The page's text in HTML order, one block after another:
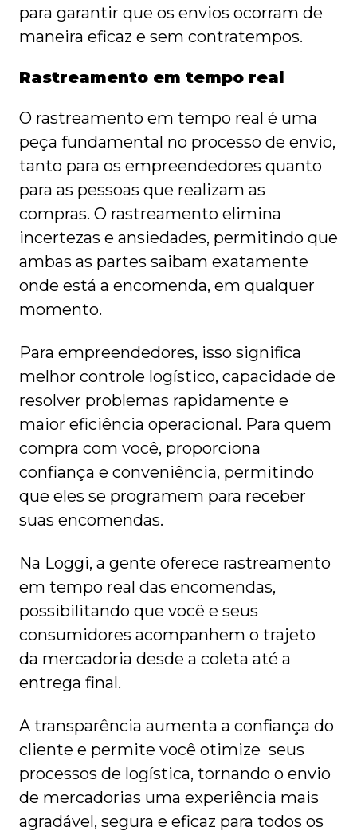
para garantir que os envios ocorram de
maneira eficaz e sem contratempos.
Rastreamento em tempo real
O rastreamento em tempo real é uma
peça fundamental no processo de envio,
tanto para os empreendedores quanto
para as pessoas que realizam as
compras. O rastreamento elimina
incertezas e ansiedades, permitindo que
ambas as partes saibam exatamente
onde está a encomenda, em qualquer
momento.
Para empreendedores, isso significa
melhor controle logístico, capacidade de
resolver problemas rapidamente e
maior eficiência operacional. Para quem
compra com você, proporciona
confiança e conveniência, permitindo
que eles se programem para receber
suas encomendas.
Na Loggi, a gente oferece rastreamento
em tempo real das encomendas,
possibilitando que você e seus
consumidores acompanhem o trajeto
da mercadoria desde a coleta até a
entrega final.
A transparência aumenta a confiança do
cliente e permite você otimize seus
processos de logística, tornando o envio
de mercadorias uma experiência mais
agradável, segura e eficaz para todos os